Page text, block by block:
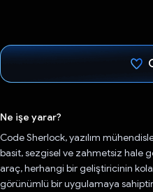
Ne işe yarar?
Code Sherlock, yazılım
basit, sezgisel ve zahmetsiz hale
araç, herhangi bir geliştiricinin
görünümlü bir uygulamaya